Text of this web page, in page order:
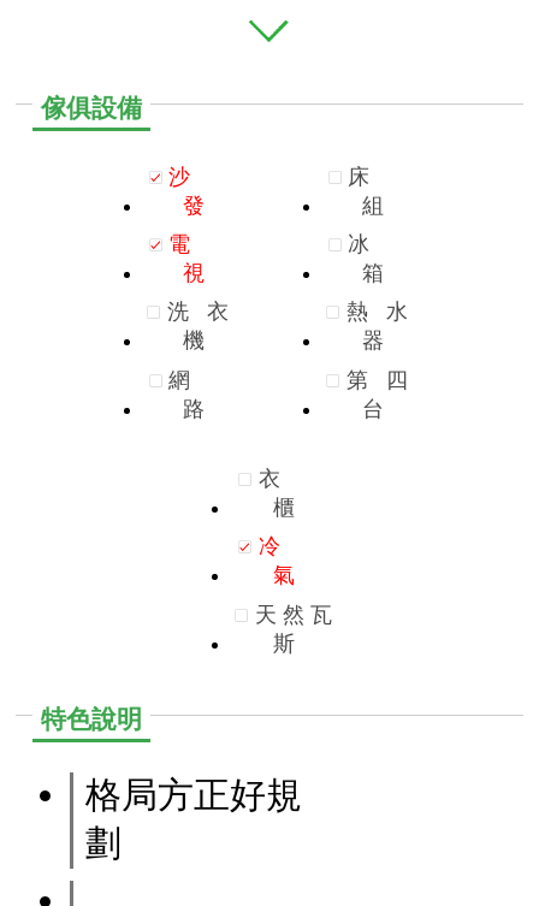
傢俱設備
沙
發
電
視
洗
衣
機
網
路
床
組
冰
箱
熱
水
器
第
四
台
衣
櫃
冷
氣
天 然 瓦
斯
特色說明
格局方正好規
劃